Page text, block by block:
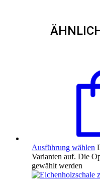
Ausführung wählen
Varianten auf. Die
gewählt werden